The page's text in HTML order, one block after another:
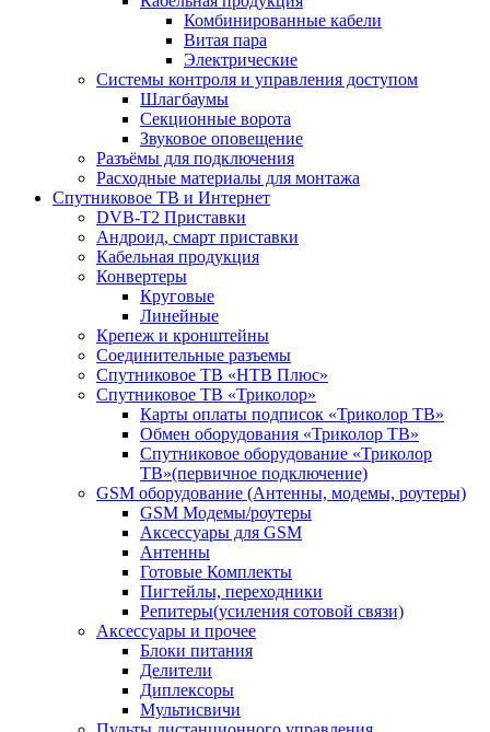
Комбинированные кабели
Витая пара
Электрические
Системы контроля и управления доступом
Шлагбаумы
Секционные ворота
Звуковое оповещение
Разъёмы для подключения
Расходные материалы для монтажа
Спутниковое ТВ и Интернет
DVB-Т2 Приставки
Андроид, смарт приставки
Кабельная продукция
Конвертеры
Круговые
Линейные
Крепеж и кронштейны
Соединительные разъемы
Спутниковое ТВ «НТВ Плюс»
Спутниковое ТВ «Триколор»
Карты оплаты подписок «Триколор ТВ»
Обмен оборудования «Триколор ТВ»
Спутниковое оборудование «Триколор
ТВ»(первичное подключение)
GSM оборудование (Антенны, модемы, роутеры)
GSM Модемы/роутеры
Аксессуары для GSM
Антенны
Готовые Комплекты
Пигтейлы, переходники
Репитеры(усиления сотовой связи)
Аксессуары и прочее
Блоки питания
Делители
Диплексоры
Мультисвичи